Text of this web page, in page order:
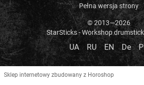
Pełna wersja strony
© 2013—2026
StarSticks - Workshop
UA RU EN De
Sklep internetowy zbudowany z Horoshop